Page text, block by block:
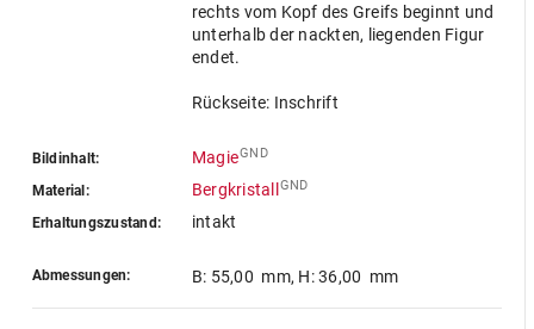
rechts vom Kopf des Greifs beginnt und
unterhalb der nackten, liegenden Figur
endet.
Rückseite: Inschrift
Bildinhalt: MagieGND
Material: Bergkristall GND
Erhaltungszustand: intakt
Abmessungen: B: 55,00 mm, H: 36,00 mm